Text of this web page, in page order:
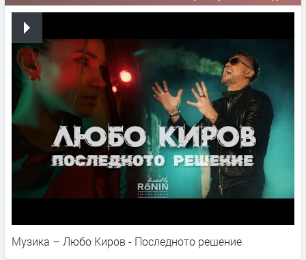
Музика – Любо Киров - Последното решение